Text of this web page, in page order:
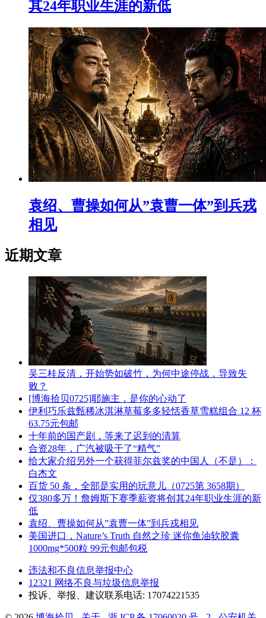
其24年职业生涯的新低
袁绍、曹操如何从”袁曹一体”到兵戎
相见
近期文章
吴三桂反清，开始势如破竹，为何中途停战，导致失
败？
[博海拾贝0725]耶施主，是你的心动了
伊利巧乐兹甄稀冰淇淋草莓多多轻恬香草雪糕组合 12 杯
63.75元包邮
十年前的国产剧，等来了迟到的清算
合资28年，广汽被吸干了“精气”
给大家介绍另外一个获得菲尔兹奖的中国人（不是）：
白杰文
百货 50 条，全部是实用的玩意儿（0725第 3658期）
仅380多万！詹姆斯下赛季薪资将创其24年职业生涯的新
低
袁绍、曹操如何从”袁曹一体”到兵戎相见
美国进口，Nature’s Truth 自然之珍 迷你鱼油软胶囊
1000mg*500粒 99元包邮包税
违法和不良信息举报中心
12321 网络不良与垃圾信息举报
投诉、举报、建议联系电话: 17074221535